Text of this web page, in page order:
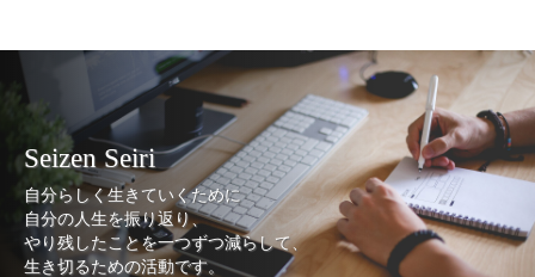
Seizen Seiri
自分らしく生きていくために
自分の人生を振り返り、
やり残したことを一つずつ減らして、
生き切るための活動です。